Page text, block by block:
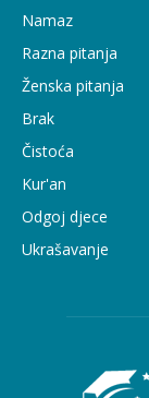
Namaz
Razna pitanja
Ženska pitanja
Brak
Čistoća
Kur'an
Odgoj djece
Ukrašavanje